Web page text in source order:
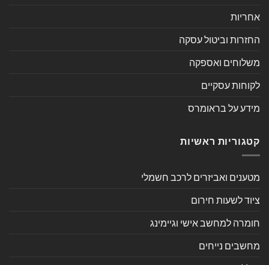
אחריות
החזרות וביטול עסקה
משלוחים ואספקה
לקוחות עסקיים
מידע על בראומרס
קטגוריות ראשיות
מטענים ואביזרים לרכב חשמלי
ציוד לשעות חירום
חומרה למחשב אישי וגיימינג
מחשבים נייחים